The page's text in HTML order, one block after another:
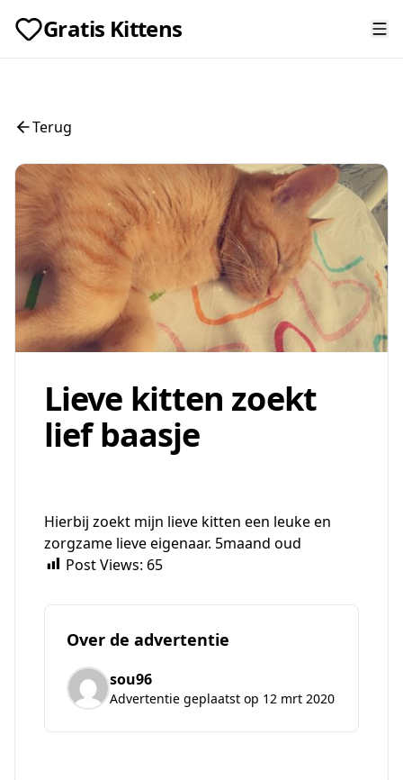
Gratis Kittens
Terug
Lieve kitten zoekt
lief baasje
Hierbij zoekt mijn lieve kitten een leuke en
zorgzame lieve eigenaar. 5maand oud
Post Views: 65
Over de advertentie
sou96
Advertentie geplaatst op 12 mrt 2020